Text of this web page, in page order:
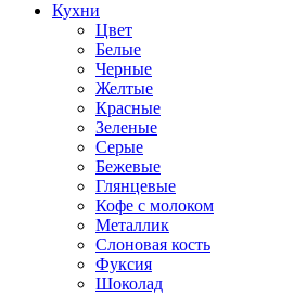
Кухни
Цвет
Белые
Черные
Желтые
Красные
Зеленые
Серые
Бежевые
Глянцевые
Кофе с молоком
Металлик
Слоновая кость
Фуксия
Шоколад